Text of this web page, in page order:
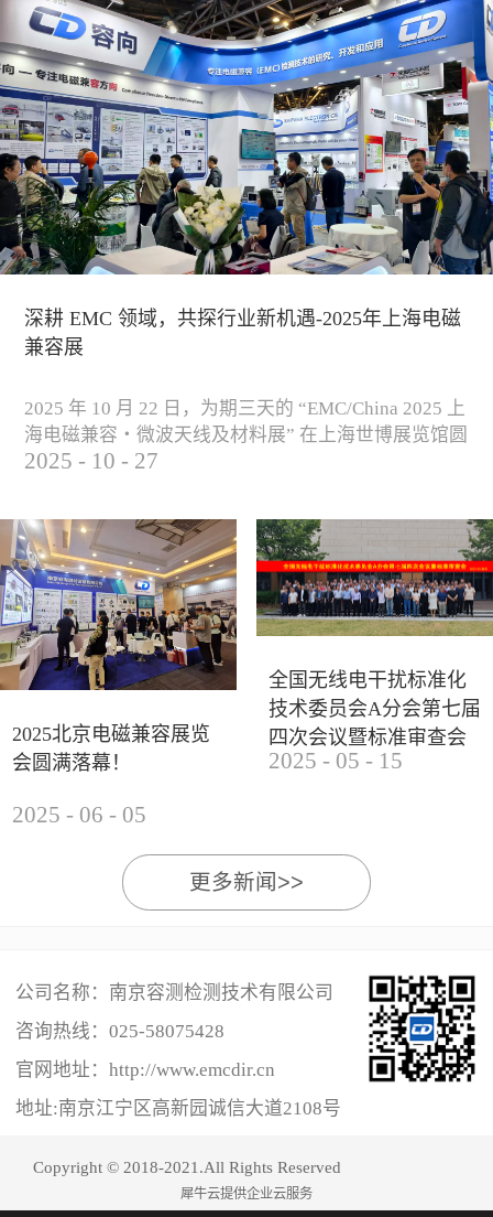
深耕 EMC 领域，共探行业新机遇-2025年上海电磁
兼容展
2025 年 10 月 22 日，为期三天的 “EMC/China 2025 上
海电磁兼容・微波天线及材料展” 在上海世博展览馆圆
满落下帷幕。作为电磁兼容领域的行业盛会，本届展
研讨及产品展示等多种形式，深入交流行业见解，踊
跃探索合作空间，为电磁兼容领域的高质量发展汇聚
了新动能。产品展示展会现场，公司展示了...
2025 - 10 - 27
2025北京电磁兼容展览
会圆满落幕！
2025 - 06 - 05
全国无线电干扰标准化
技术委员会A分会第七届
四次会议暨标准审查会
成功举办
2025 - 05 - 15
更多新闻>>
公司名称：南京容测检测技术有限公司
咨询热线： 025-58075428
官网地址：http://www.emcdir.cn
地址:南京江宁区高新园诚信大道2108号
Copyright © 2018-2021.All Rights Reserved
犀牛云提供企业云服务